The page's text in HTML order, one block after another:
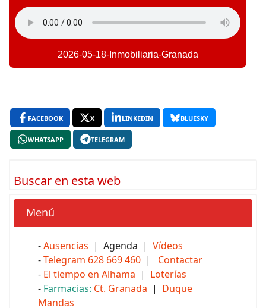
2026-05-18-Inmobiliaria-Granada
FACEBOOK X LINKEDIN BLUESKY
WHATSAPP TELEGRAM
Buscar en esta web
Menú
-Ausencias | Agenda | Vídeos
-Telegram 628 669 460 | Contactar
- El tiempo en Alhama | Loterías
- Farmacias: Ct. Granada | Duque
Mandas